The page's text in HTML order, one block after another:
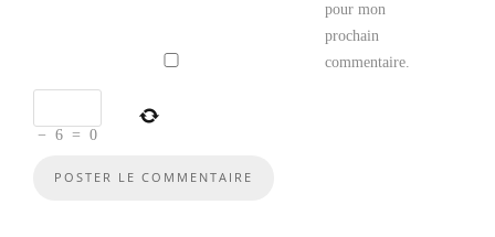
pour mon
prochain
commentaire.
− 6 = 0